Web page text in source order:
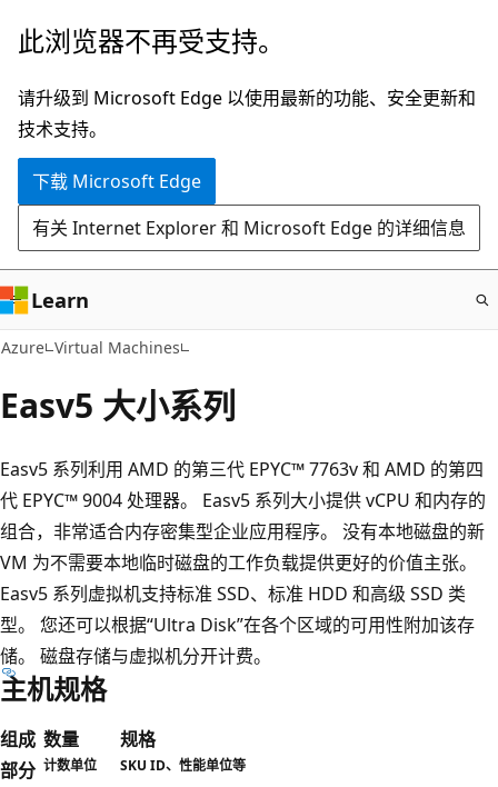
跳
主
要
内
此浏览器不再受支持。
请升级到 Microsoft Edge 以使用最新的功能、安全更新和
技术支持。
下载 Microsoft Edge
有关 Internet Explorer 和 Microsoft Edge 的详细信息
Learn
Azure Virtual Machines
Easv5 大小系列
Easv5 系列利用 AMD 的第三代 EPYC™ 7763v 和 AMD 的第四
代 EPYC™ 9004 处理器。 Easv5 系列大小提供 vCPU 和内存的
组合，非常适合内存密集型企业应用程序。 没有本地磁盘的新
VM 为不需要本地临时磁盘的工作负载提供更好的价值主张。
Easv5 系列虚拟机支持标准 SSD、标准 HDD 和高级 SSD 类
型。 您还可以根据“Ultra Disk”在各个区域的可用性附加该存
储。 磁盘存储与虚拟机分开计费。
主机规格
组成
部分
数量
计数单位
规格
SKU ID、性能单位等